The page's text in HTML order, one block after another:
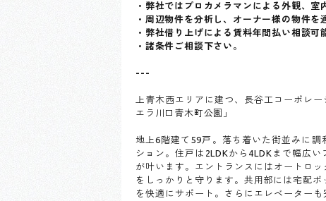
・弊社ではプロカメラマンによる外観、室
・周辺物件を分析し、オーナー様の物件を
・弊社借り上げによる賃料年間払い相談可
・諸条件ご相談下さい。
---
上青木西エリアに建つ、長谷工コーポレ
エラ川口青木町公園」
地上6階建て59戸。落ち着いた街並みに
ション。住戸は2LDKから4LDKまで幅広
が叶います。エントランスにはオートロ
をしっかりと守ります。共用部には宅配
を快適にサポート。さらにエレベーター